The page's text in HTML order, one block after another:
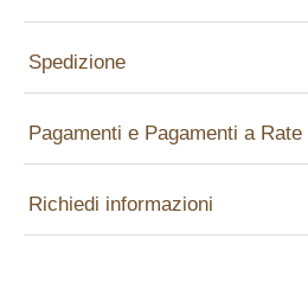
Spedizione
Pagamenti e Pagamenti a Rate
Richiedi informazioni